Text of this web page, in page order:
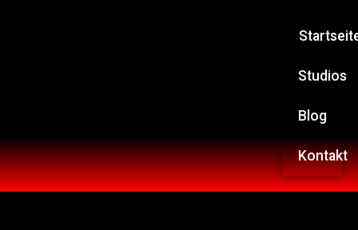
Studios
Blog
Kontakt